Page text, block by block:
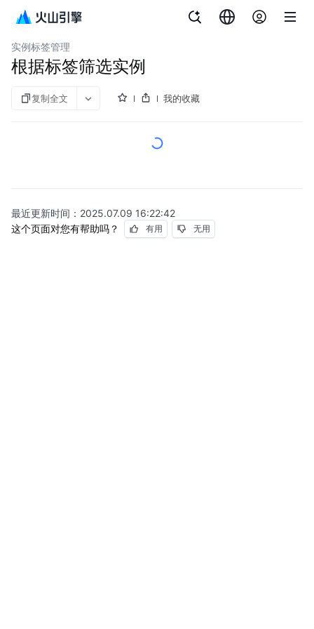
消息队列 RocketMQ版
实例标签管理
根据标签筛选实例
复制全文 我的收藏
最近更新时间： 2025.07.09 16:22:42
这个页面对您有帮助吗？
有用 无用